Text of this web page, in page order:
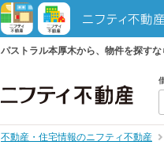
パストラル本厚木から、物件を探す
不動産・住宅情報のニフティ不動産